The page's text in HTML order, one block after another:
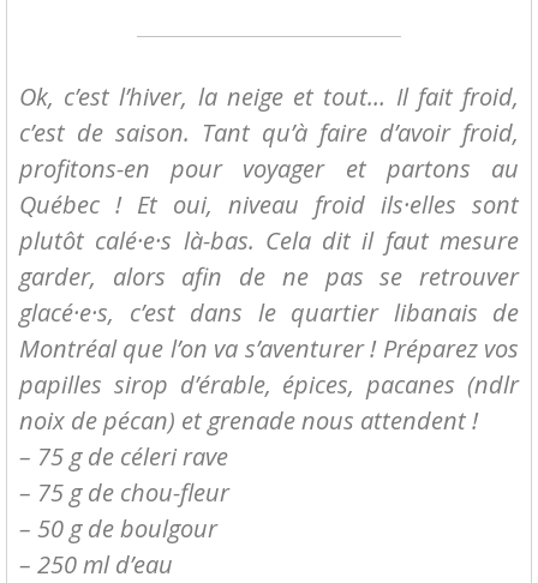
Ok, c’est l’hiver, la neige et tout… Il fait froid,
c’est de saison. Tant qu’à faire d’avoir froid,
profitons-en pour voyager et partons au
Québec ! Et oui, niveau froid ils·elles sont
plutôt calé·e·s là-bas. Cela dit il faut mesure
garder, alors afin de ne pas se retrouver
glacé·e·s, c’est dans le quartier libanais de
Montréal que l’on va s’aventurer ! Préparez vos
papilles sirop d’érable, épices, pacanes (ndlr
noix de pécan) et grenade nous attendent !
– 75 g de céleri rave
– 75 g de chou-fleur
– 50 g de boulgour
– 250 ml d’eau